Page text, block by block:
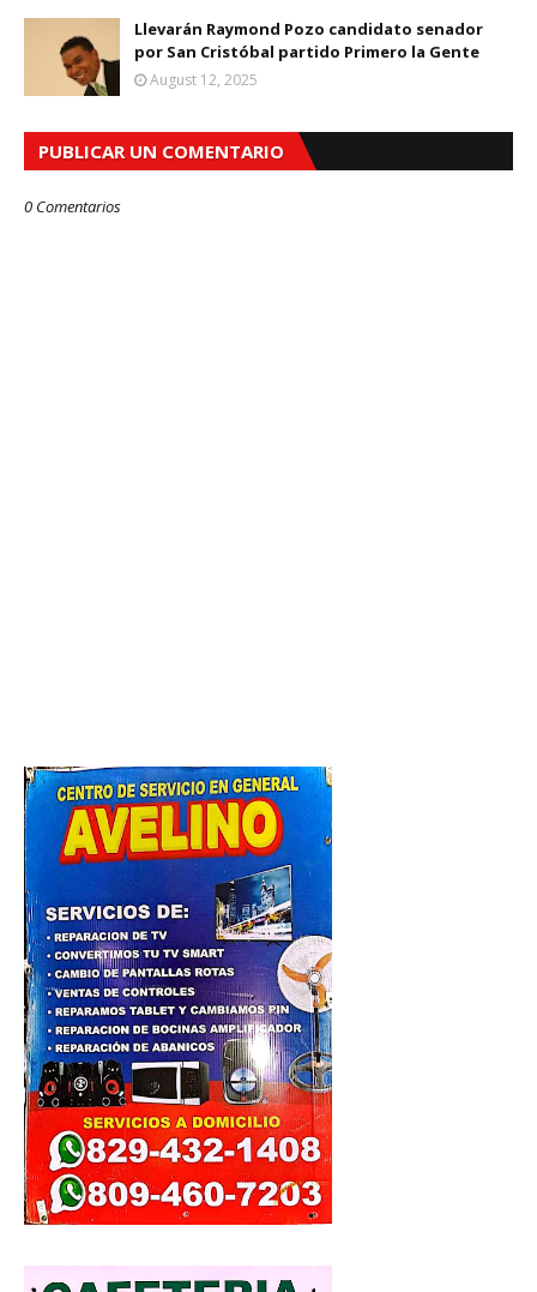
Llevarán Raymond Pozo candidato senador
por San Cristóbal partido Primero la Gente
August 12, 2025
PUBLICAR UN COMENTARIO
0 Comentarios